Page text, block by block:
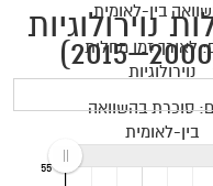
בין-לאומית
לאורך זמן מחלות
נוירולוגיות
סוכרת בהשוואה
בין-לאומית
נוירולוגיות
55